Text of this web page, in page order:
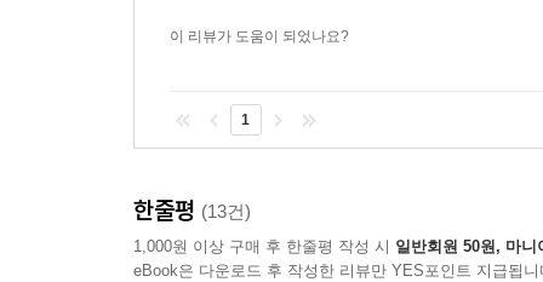
권력을 구한 천재들이 법률을 뛰어넘는 첫걸음을
이끌 수 있다고 믿었던 것이 착각이었음을 깨닫
부활이 아침 햇살처럼 환하게 내리비쳤다.”
이 리뷰가 도움이 되었나요?
1
한줄평 (13건)
1,000원 이상 구매 후 한줄평 작성 시 일반회원 50원, 마니
eBook은 다운로드 후 작성한 리뷰만 YES포인트 지급됩니